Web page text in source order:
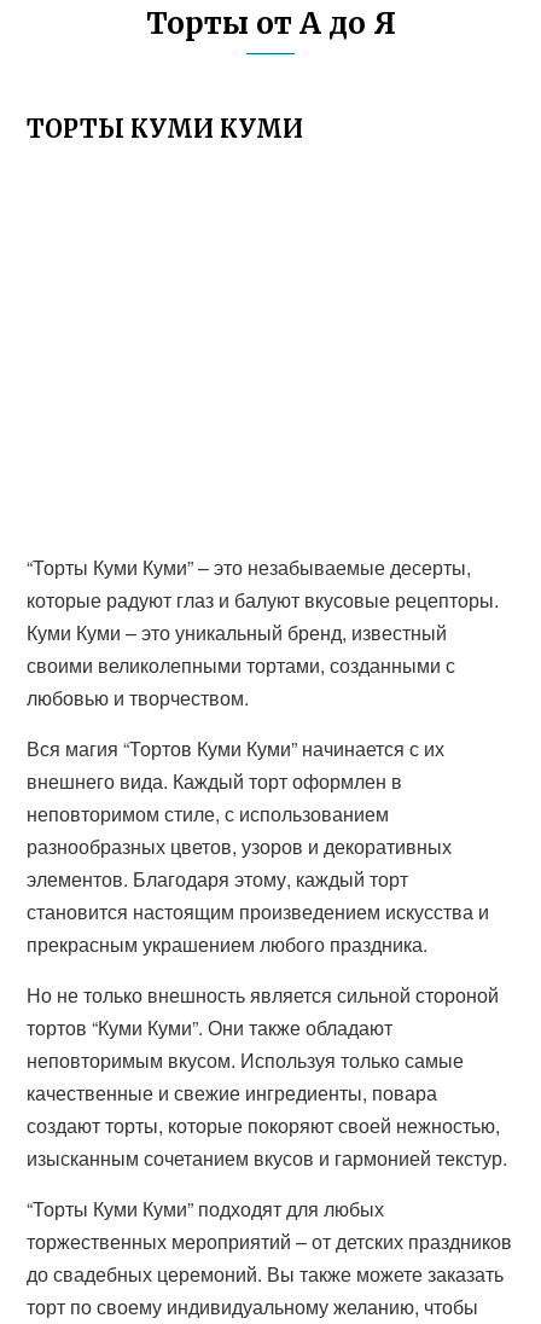
Торты от А до Я
ТОРТЫ КУМИ КУМИ
“Торты Куми Куми” – это незабываемые десерты,
которые радуют глаз и балуют вкусовые рецепторы.
Куми Куми – это уникальный бренд, известный
своими великолепными тортами, созданными с
любовью и творчеством.
Вся магия “Тортов Куми Куми” начинается с их
внешнего вида. Каждый торт оформлен в
неповторимом стиле, с использованием
разнообразных цветов, узоров и декоративных
элементов. Благодаря этому, каждый торт
становится настоящим произведением искусства и
прекрасным украшением любого праздника.
Но не только внешность является сильной стороной
тортов “Куми Куми”. Они также обладают
неповторимым вкусом. Используя только самые
качественные и свежие ингредиенты, повара
создают торты, которые покоряют своей нежностью,
изысканным сочетанием вкусов и гармонией текстур.
“Торты Куми Куми” подходят для любых
торжественных мероприятий – от детских праздников
до свадебных церемоний. Вы также можете заказать
торт по своему индивидуальному желанию, чтобы